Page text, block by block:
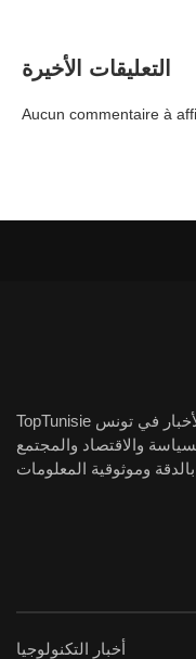
التعليقات الأخيرة
Aucun commentaire à
TopTunisie هو موقع إعلامي رقمي مخصص لتغطية الأخبار في تونس
والاقتصاد والمجتمع
أخبار التكنولوجيا